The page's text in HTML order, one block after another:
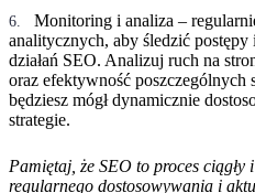
Monitoring i analiza –
analitycznych, aby śledzić
działań SEO. Analizuj ruch na
oraz efektywność
będziesz mógł dynamicznie
strategie.
Pamiętaj, że SEO to proces
regularnego dostosowywania i